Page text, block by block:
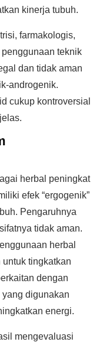
kinerja tubuh.
farmakologis,
teknik
dan tidak aman
androgenik.
cukup kontroversial
herbal peningkat
efek “ergogenik”
Pengaruhnya
tidak aman.
herbal
tingkatkan
dengan
digunakan
energi.
mengevaluasi